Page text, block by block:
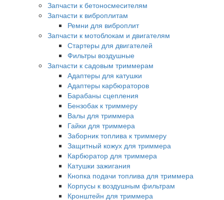
Запчасти к бетоносмесителям
Запчасти к виброплитам
Ремни для виброплит
Запчасти к мотоблокам и двигателям
Стартеры для двигателей
Фильтры воздушные
Запчасти к садовым триммерам
Адаптеры для катушки
Адаптеры карбюраторов
Барабаны сцепления
Бензобак к триммеру
Валы для триммера
Гайки для триммера
Заборник топлива к триммеру
Защитный кожух для триммера
Карбюратор для триммера
Катушки зажигания
Кнопка подачи топлива для триммера
Корпусы к воздушным фильтрам
Кронштейн для триммера